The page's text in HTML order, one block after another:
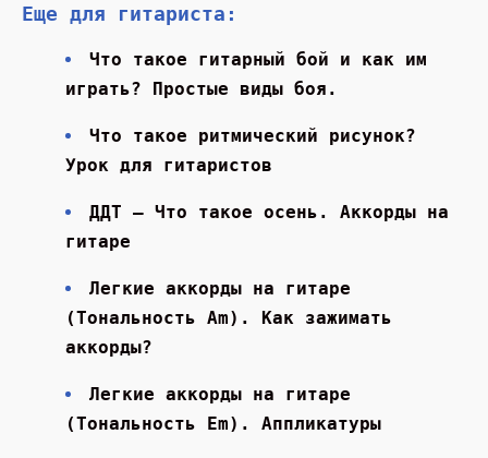
Еще для гитариста:
Что такое гитарный бой и как им
играть? Простые виды боя.
Что такое ритмический рисунок?
Урок для гитаристов
ДДТ — Что такое осень. Аккорды на
гитаре
Легкие аккорды на гитаре
(Тональность Am). Как зажимать
аккорды?
Легкие аккорды на гитаре
(Тональность Em). Аппликатуры